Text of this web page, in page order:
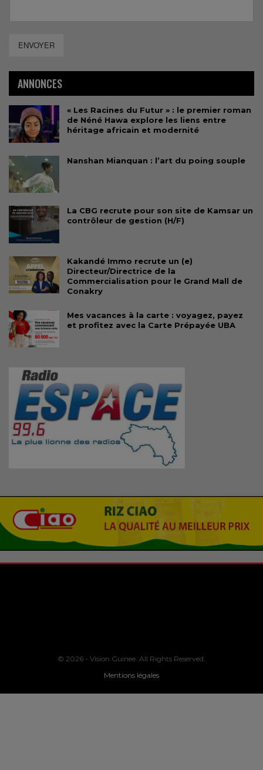
ENVOYER
ANNONCES
« Les Racines du Futur » : le premier roman
de Néné Hawa explore les liens entre
héritage africain et modernité
Nanshan Mianquan : l’art du poing souple
La CBG recrute pour son site de Kamsar un
contrôleur de gestion (H/F)
Kakandé Immo recrute un (e)
Directeur/Directrice de la
Commercialisation pour le Grand Mall de
Conakry
Mes vacances à la carte : voyagez, payez
et profitez avec la Carte Prépayée UBA
© 2026 - Vision Guinee. All Rights Reserved.
Mentions légales